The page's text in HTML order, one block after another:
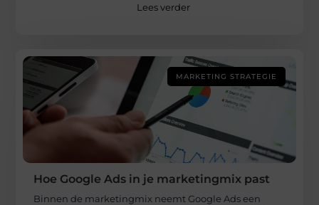
Lees verder
MARKETING STRATEGIE
Hoe Google Ads in je marketingmix past
Binnen de marketingmix neemt Google Ads een